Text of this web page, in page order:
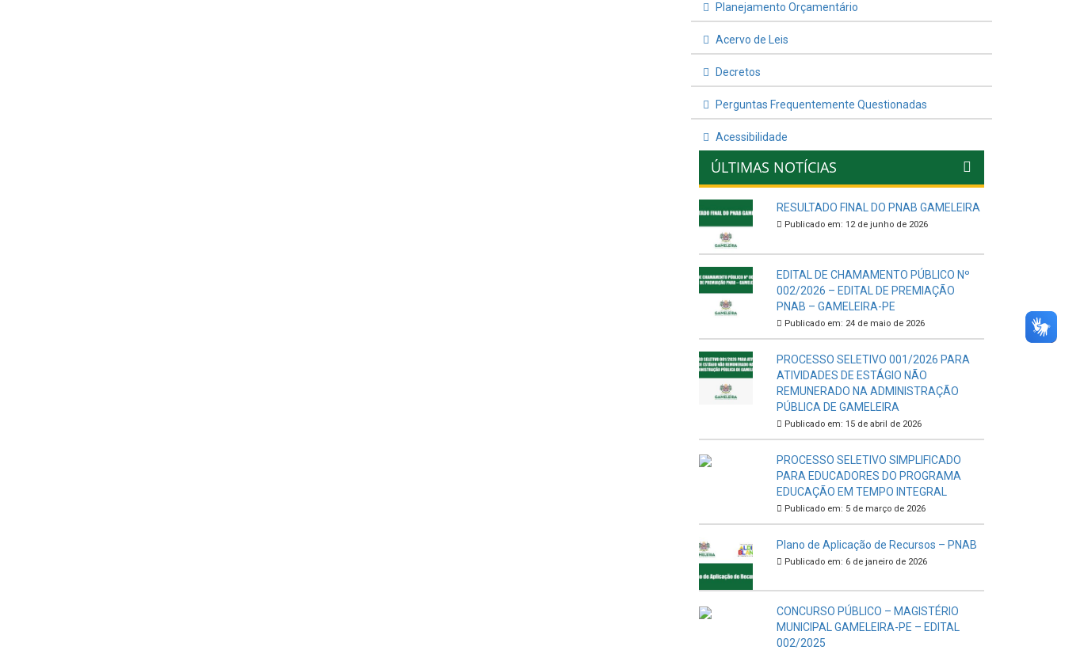
Planejamento Orçamentário
Acervo de Leis
Decretos
Perguntas Frequentemente Questionadas
Acessibilidade
ÚLTIMAS NOTÍCIAS
RESULTADO FINAL DO PNAB GAMELEIRA
Publicado em: 12 de junho de 2026
EDITAL DE CHAMAMENTO PÚBLICO Nº
002/2026 – EDITAL DE PREMIAÇÃO
PNAB – GAMELEIRA-PE
Publicado em: 24 de maio de 2026
PROCESSO SELETIVO 001/2026 PARA
ATIVIDADES DE ESTÁGIO NÃO
REMUNERADO NA ADMINISTRAÇÃO
PÚBLICA DE GAMELEIRA
Publicado em: 15 de abril de 2026
PROCESSO SELETIVO SIMPLIFICADO
PARA EDUCADORES DO PROGRAMA
EDUCAÇÃO EM TEMPO INTEGRAL
Publicado em: 5 de março de 2026
Plano de Aplicação de Recursos – PNAB
Publicado em: 6 de janeiro de 2026
CONCURSO PÚBLICO – MAGISTÉRIO
MUNICIPAL GAMELEIRA-PE – EDITAL
002/2025